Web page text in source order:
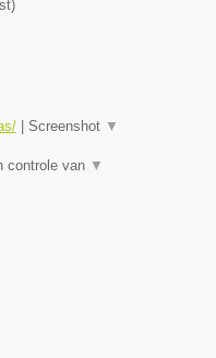
)
| Screenshot ▼
controle van ▼